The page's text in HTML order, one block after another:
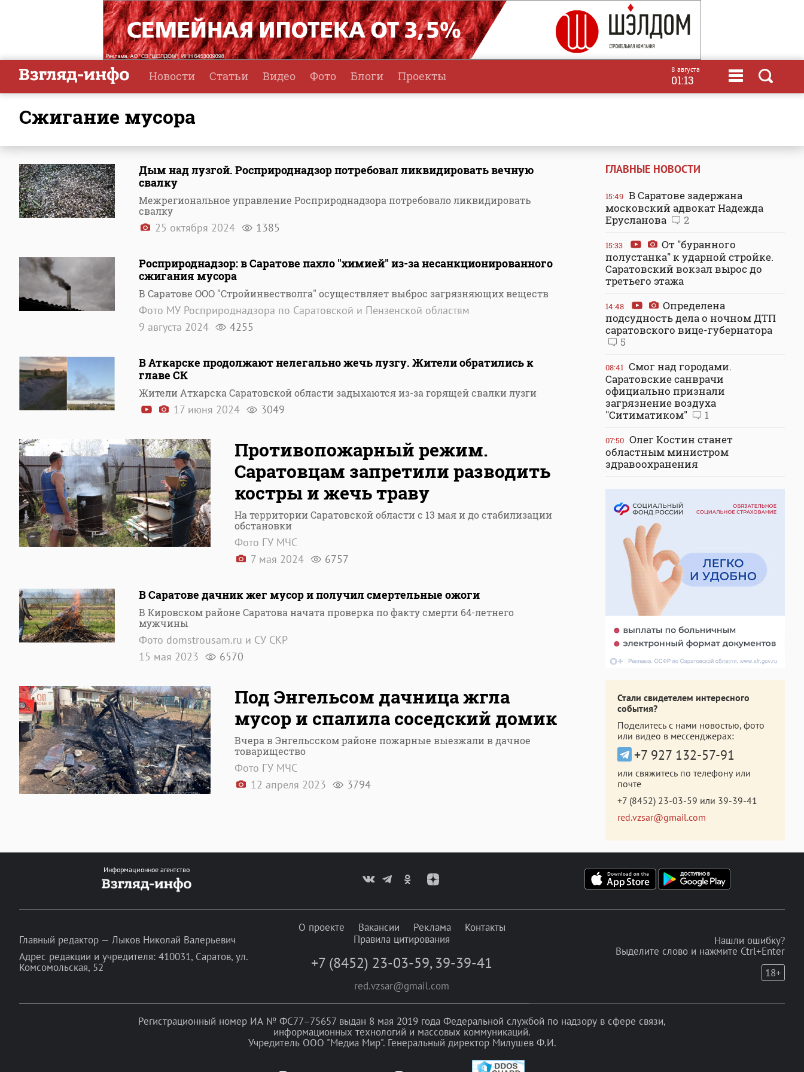
Новости Статьи Видео Фото Блоги Проекты 8 августа
01:13
сжигание мусора
Дым над лузгой. Росприроднадзор потребовал ликвидировать вечную
свалку
Межрегиональное управление Росприроднадзора потребовало ликвидировать
свалку
25 октября 2024 1385
Росприроднадзор: в Саратове пахло "химией" из-за несанкционированного
сжигания мусора
В Саратове ООО "Стройинвестволга" осуществляет выброс загрязняющих веществ
Фото МУ Росприроднадзора по Саратовской и Пензенской областям
9 августа 2024
4255
В Аткарске продолжают нелегально жечь лузгу. Жители обратились к
главе СК
Жители Аткарска Саратовской области задыхаются из-за горящей свалки лузги
17 июня 2024 3049
Противопожарный режим.
Саратовцам запретили разводить
костры и жечь траву
На территории Саратовской области с 13 мая и до стабилизации
обстановки
Фото ГУ МЧС
7 мая 2024
6757
В Саратове дачник жег мусор и получил смертельные ожоги
В Кировском районе Саратова начата проверка по факту смерти 64-летнего
мужчины
Фото domstrousam.ru и СУ СКР
15 мая 2023
6570
Под Энгельсом дачница жгла
мусор и спалила соседский домик
Вчера в Энгельсском районе пожарные выезжали в дачное
товарищество
Фото ГУ МЧС
12 апреля 2023
3794
ГЛАВНЫЕ НОВОСТИ
15:49 В Саратове задержана
московский адвокат Надежда
Ерусланова
2
15:33
От "буранного
полустанка" к ударной стройке.
Саратовский вокзал вырос до
третьего этажа
14:48
Определена
подсудность дела о ночном ДТП
саратовского вице-губернатора
5
08:41 Смог над городами.
Саратовские санврачи
официально признали
загрязнение воздуха
"Ситиматиком"
1
07:50 Олег Костин станет
областным министром
здравоохранения
Стали свидетелем интересного
события?
Поделитесь с нами новостью, фото
или видео в мессенджерах:
+7 927 132-57-91
или свяжитесь по телефону или
почте
+7 (8452) 23-03-59 или 39-39-41
red.vzsar@gmail.com
Информационное агентство
Главный редактор — Лыков Николай Валерьевич
Адрес редакции и учредителя: 410031, Саратов, ул.
Комсомольская, 52
О проекте Вакансии Реклама
Контакты
Правила цитирования
+7 (8452) 23-03-59, 39-39-41
red.vzsar@gmail.com
Нашли ошибку?
Выделите слово и нажмите Ctrl+Enter
18+
Регистрационный номер ИА № ФС77–75657 выдан 8 мая 2019 года Федеральной службой по надзору в сфере связи,
информационных технологий и массовых коммуникаций.
Учредитель ООО "Медиа Мир". Генеральный директор Милушев Ф.И.